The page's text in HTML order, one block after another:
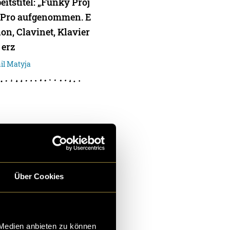
Über Cookies
anbieten zu können
aufgenommen. E
Clavinet, Klavier
Matyja
Font entstanden
mir über Ausdruck
zu Type Taggin